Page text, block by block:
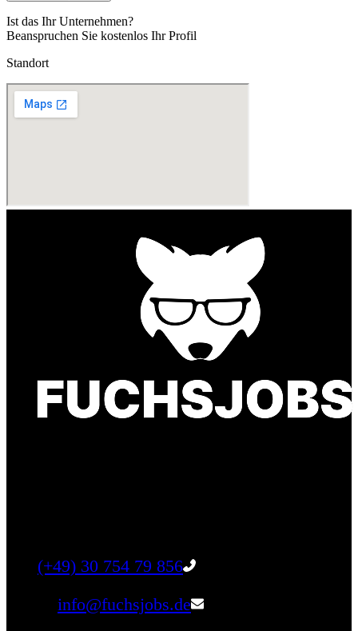
Ist das Ihr Unternehmen?
Beanspruchen Sie kostenlos Ihr Profil
Standort
(+49) 30 754 79 856
info@fuchsjobs.de